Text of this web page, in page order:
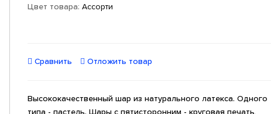
Цвет товара: Ассорти
Сравнить Отложить товар
Высококачественный шар из натурального латекса. Одного
типа - пастель. Шары с пятисторонним - круговая печать,